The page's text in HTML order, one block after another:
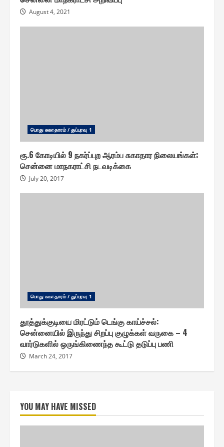
August 4, 2021
பொது சுகாதாரம் / துப்புரவு 1
ரூ.6 கோடியில் 9 நகர்ப்புற ஆரம்ப சுகாதார நிலையங்கள் :
சென்னை மாநகராட்சி நடவடிக்கை
July 20, 2017
பொது சுகாதாரம் / துப்புரவு 1
தூத்துக்குடியை மிரட்டும் டெங்கு காய்ச்சல் :
சென்னையில் இருந்து சிறப்பு குழுக்கள் வருகை – 4
வார்டுகளில் ஒருங்கிணைந்த கூட்டு தடுப்பு பணி
March 24, 2017
YOU MAY HAVE MISSED